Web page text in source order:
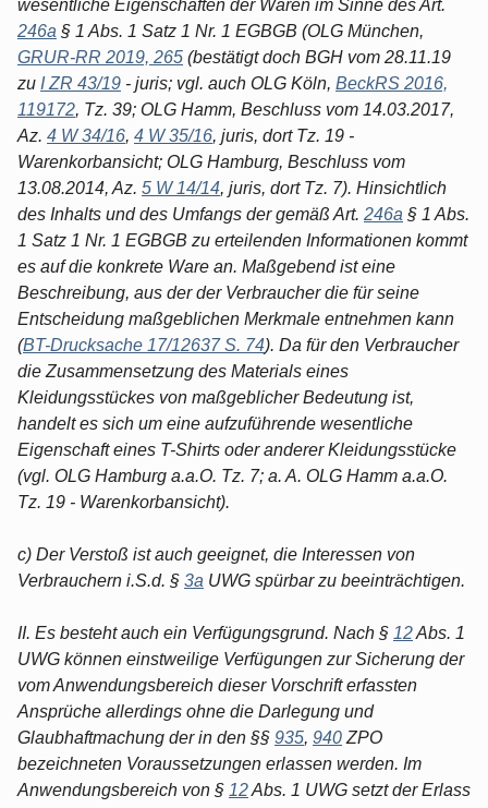
wesentliche Eigenschaften der Waren im Sinne des Art.
246a § 1 Abs. 1 Satz 1 Nr. 1 EGBGB (OLG München,
GRUR-RR 2019, 265 (bestätigt doch BGH vom 28.11.19
zu I ZR 43/19 - juris; vgl. auch OLG Köln, BeckRS 2016,
119172, Tz. 39; OLG Hamm, Beschluss vom 14.03.2017,
Az. 4 W 34/16, 4 W 35/16, juris, dort Tz. 19 -
Warenkorbansicht; OLG Hamburg, Beschluss vom
13.08.2014, Az. 5 W 14/14, juris, dort Tz. 7). Hinsichtlich
des Inhalts und des Umfangs der gemäß Art. 246a § 1 Abs.
1 Satz 1 Nr. 1 EGBGB zu erteilenden Informationen kommt
es auf die konkrete Ware an. Maßgebend ist eine
Beschreibung, aus der der Verbraucher die für seine
Entscheidung maßgeblichen Merkmale entnehmen kann
(BT-Drucksache 17/12637 S. 74). Da für den Verbraucher
die Zusammensetzung des Materials eines
Kleidungsstückes von maßgeblicher Bedeutung ist,
handelt es sich um eine aufzuführende wesentliche
Eigenschaft eines T-Shirts oder anderer Kleidungsstücke
(vgl. OLG Hamburg a.a.O. Tz. 7; a. A. OLG Hamm a.a.O.
Tz. 19 - Warenkorbansicht).
c) Der Verstoß ist auch geeignet, die Interessen von
Verbrauchern i.S.d. § 3a UWG spürbar zu beeinträchtigen.
II. Es besteht auch ein Verfügungsgrund. Nach § 12Abs. 1
UWG können einstweilige Verfügungen zur Sicherung der
vom Anwendungsbereich dieser Vorschrift erfassten
Ansprüche allerdings ohne die Darlegung und
Glaubhaftmachung der in den §§ 935, 940 ZPO
bezeichneten Voraussetzungen erlassen werden. Im
Anwendungsbereich von § 12Abs. 1 UWG setzt der Erlass